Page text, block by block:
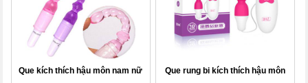
Que kích thích hậu môn nam nữ Que rung bi kích thích hậu môn